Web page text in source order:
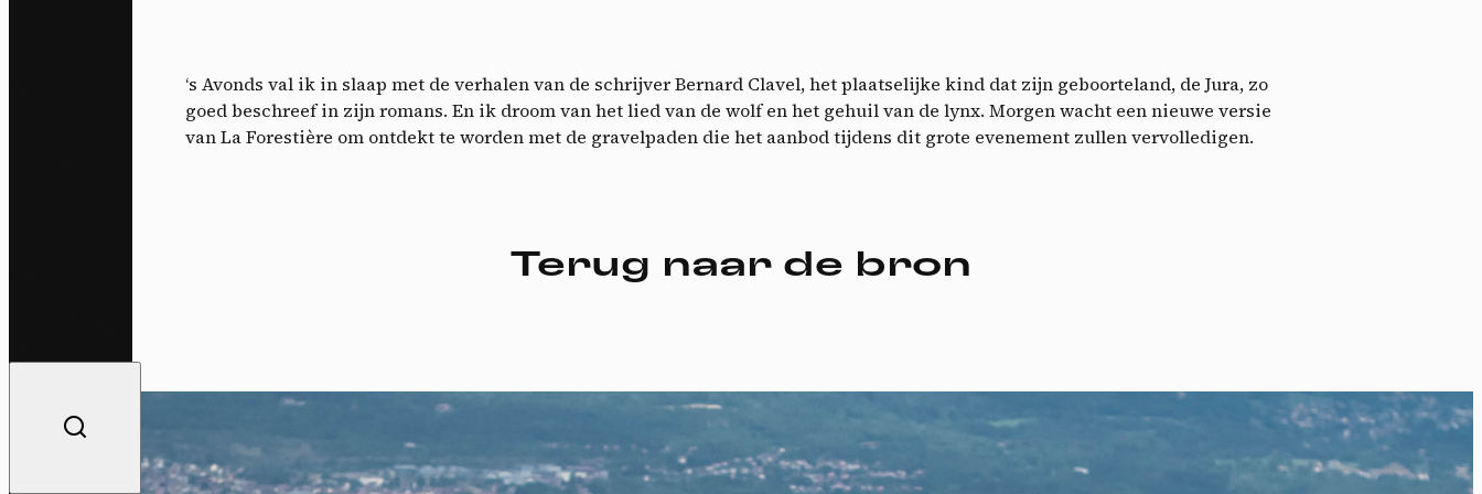
‘s Avonds val ik in slaap met de verhalen van de schrijver Bernard Clavel, het plaatselijke kind dat zijn geboorteland, de Jura, zo
goed beschreef in zijn romans. En ik droom van het lied van de wolf en het gehuil van de lynx. Morgen wacht een nieuwe versie
van La Forestière om ontdekt te worden met de gravelpaden die het aanbod tijdens dit grote evenement zullen vervolledigen.
Terug naar de bron